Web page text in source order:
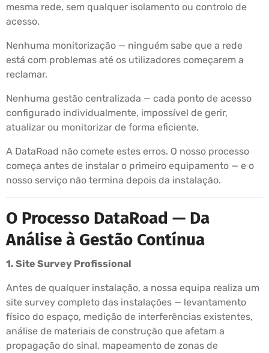
mesma rede, sem qualquer isolamento ou controlo de
acesso.
Nenhuma monitorização — ninguém sabe que a rede
está com problemas até os utilizadores começarem a
reclamar.
Nenhuma gestão centralizada — cada ponto de acesso
configurado individualmente, impossível de gerir,
atualizar ou monitorizar de forma eficiente.
A DataRoad não comete estes erros. O nosso processo
começa antes de instalar o primeiro equipamento — e o
nosso serviço não termina depois da instalação.
O Processo DataRoad — Da
Análise à Gestão Contínua
1. Site Survey Profissional
Antes de qualquer instalação, a nossa equipa realiza um
site survey completo das instalações — levantamento
físico do espaço, medição de interferências existentes,
análise de materiais de construção que afetam a
propagação do sinal, mapeamento de zonas de